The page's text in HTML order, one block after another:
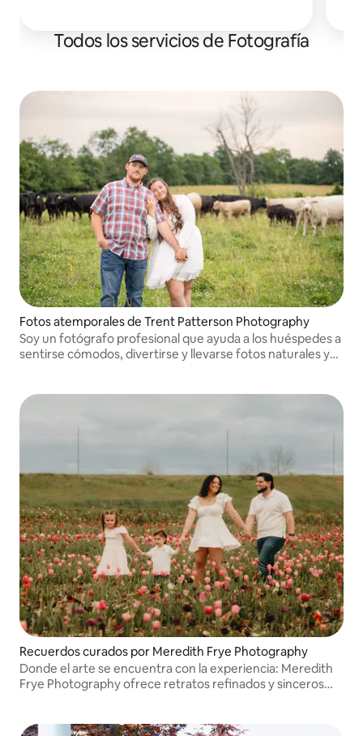
Todos los servicios de Fotografía
Fotos atemporales de Trent Patterson Photography
Soy un fotógrafo profesional que ayuda a los huéspedes a
sentirse cómodos, divertirse y llevarse fotos naturales y
Recuerdos curados por Meredith Frye Photography
Donde el arte se encuentra con la experiencia: Meredith
Frye Photography ofrece retratos refinados y sinceros